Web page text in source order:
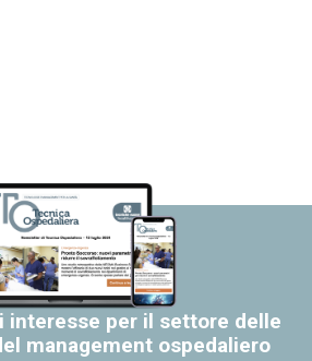
interesse per il settore delle
management ospedaliero